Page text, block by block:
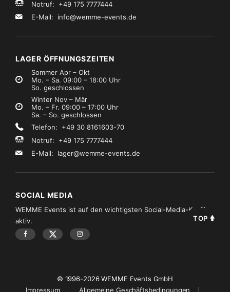
Notruf: +49 175 7777444
E-Mail: info@wemme-events.de
LAGER ÖFFNUNGSZEITEN
Sommer Apr – Okt
Mo. – Sa. 09:00 – 18:00 Uhr
So. geschlossen
Winter Nov – Mär
Mo. – Fr. 09:00 – 17:00 Uhr
Sa. – So. geschlossen
Telefon: +49 30 8161603-70
Notruf: +49 175 7777444
E-Mail: lager@wemme-events.de
SOCIAL MEDIA
WEMME Events ist auf den wichtigsten Social-Media-Kanälen
aktiv.
© 1996-2026 WEMME Events GmbH
Impressum
Allgemeine Geschäftsbedingungen
TOP